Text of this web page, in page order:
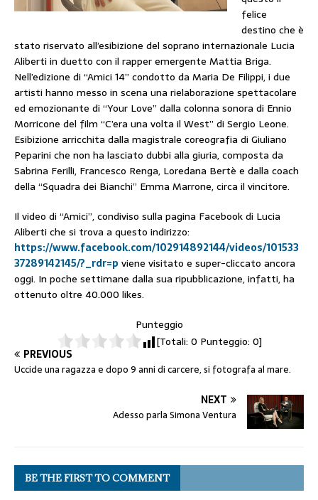
felice
destino che è
stato riservato all’esibizione del soprano internazionale Lucia
Aliberti in duetto con il rapper emergente Mattia Briga.
Nell’edizione di “Amici 14” condotto da Maria De Filippi, i due
artisti hanno messo in scena una rielaborazione spettacolare
ed emozionante di “Your Love” dalla colonna sonora di Ennio
Morricone del film “C’era una volta il West” di Sergio Leone.
Esibizione arricchita dalla magistrale coreografia di Giuliano
Peparini che non ha lasciato dubbi alla giuria, composta da
Sabrina Ferilli, Francesco Renga, Loredana Bertè e dalla coach
della “Squadra dei Bianchi” Emma Marrone, circa il vincitore.
Il video di “Amici”, condiviso sulla pagina Facebook di Lucia
Aliberti che si trova a questo indirizzo:
https://www.facebook.com/102914892144/videos/101533
37289142145/?_rdr=p viene visitato e super-cliccato ancora
oggi. In poche settimane dalla sua ripubblicazione, infatti, ha
ottenuto oltre 40.000 likes.
Punteggio
[Totali: 0 Punteggio: 0]
PREVIOUS
Uccide una ragazza e dopo 9 anni di carcere, si fotografa al mare.
NEXT
Adesso parla Simona Ventura
BE THE FIRST TO COMMENT